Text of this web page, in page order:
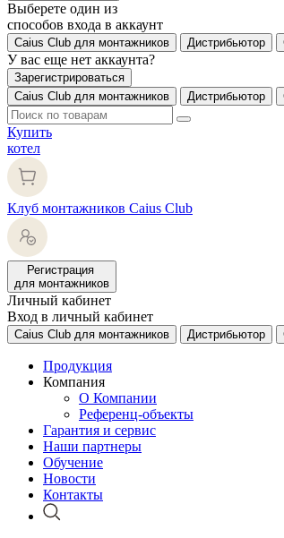
Выберете один из
способов входа в аккаунт
Caius Club для монтажников Дистрибьютор
У вас еще нет аккаунта?
Зарегистрироваться
Caius Club для монтажников
Дистрибьютор
Купить
котел
Клуб монтажников Caius Club
Регистрация
для монтажников
Личный кабинет
Вход в личный кабинет
Caius Club для монтажников Дистрибьютор
Продукция
Компания
О Компании
Референц-объекты
Гарантия и сервис
Наши партнеры
Обучение
Новости
Контакты